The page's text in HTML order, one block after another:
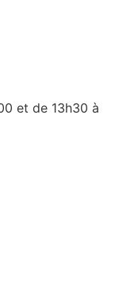
et de 13h30 à